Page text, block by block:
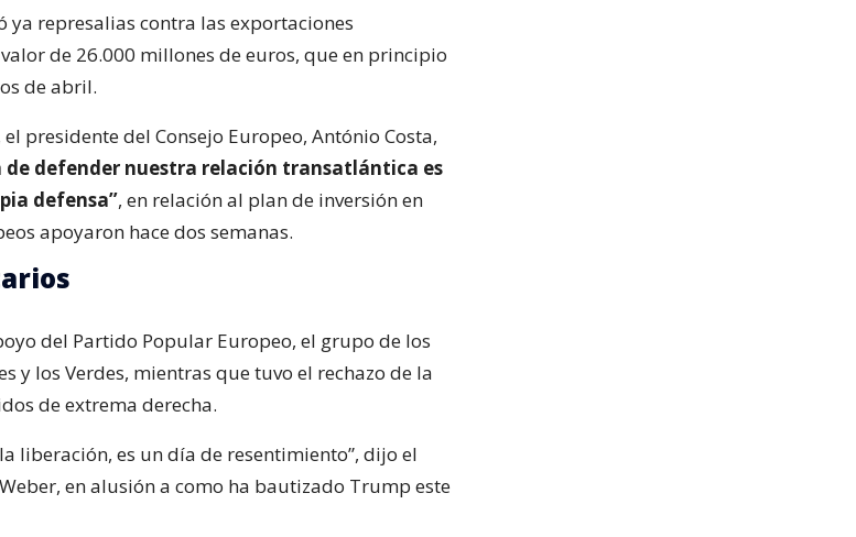
ya represalias contra las exportaciones
de 26.000 millones de euros, que en principio
de abril.
presidente del Consejo Europeo, António Costa,
defender nuestra relación transatlántica es
defensa”, en relación al plan de inversión en
apoyaron hace dos semanas.
del Partido Popular Europeo, el grupo de los
y los Verdes, mientras que tuvo el rechazo de la
de extrema derecha.
liberación, es un día de resentimiento”, dijo el
en alusión a como ha bautizado Trump este